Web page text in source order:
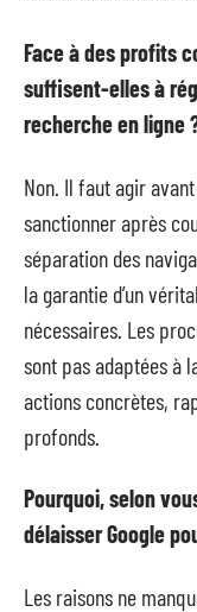
Face à des profits
suffisent-elles à
recherche en ligne
Non. Il faut agir
sanctionner après
séparation des
la garantie d’un
nécessaires. Les
sont pas adaptées à
actions concrètes,
profonds.
Pourquoi, selon
délaisser Google
Les raisons ne